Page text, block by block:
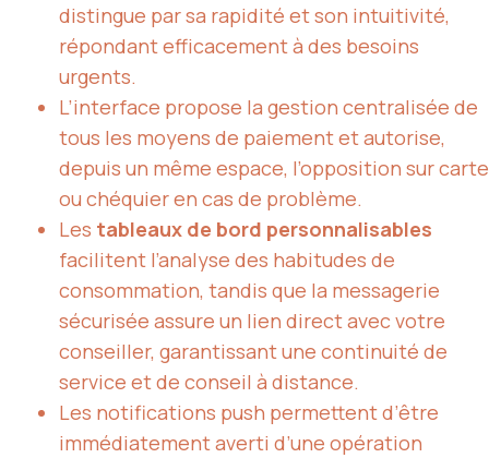
distingue par sa rapidité et son intuitivité,
répondant efficacement à des besoins
urgents.
L’interface propose la gestion centralisée de
tous les moyens de paiement et autorise,
depuis un même espace, l’opposition sur carte
ou chéquier en cas de problème.
Les tableaux de bord personnalisables
facilitent l’analyse des habitudes de
consommation, tandis que la messagerie
sécurisée assure un lien direct avec votre
conseiller, garantissant une continuité de
service et de conseil à distance.
Les notifications push permettent d’être
immédiatement averti d’une opération